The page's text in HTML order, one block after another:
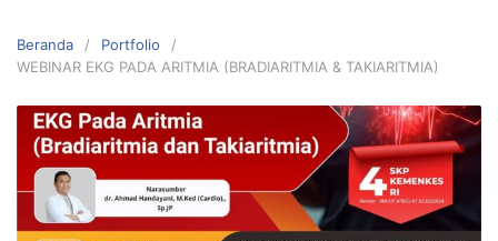
Beranda
Portfolio
WEBINAR EKG PADA ARITMIA (BRADIARITMIA & TAKIARITMIA)